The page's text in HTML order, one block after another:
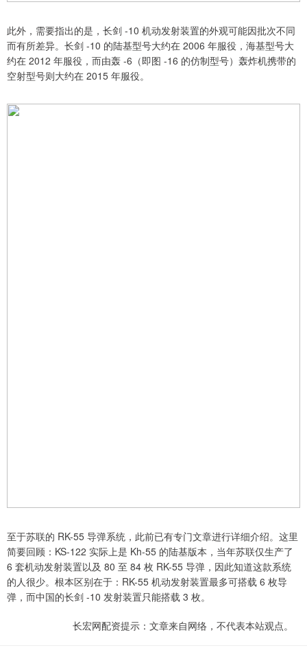
此外，需要指出的是，长剑 -10 机动发射装置的外观可能因批次不同
而有所差异。长剑 -10 的陆基型号大约在 2006 年服役，海基型号大
约在 2012 年服役，而由轰 -6（即图 -16 的仿制型号）轰炸机携带的
空射型号则大约在 2015 年服役。
至于苏联的 RK-55 导弹系统，此前已有专门文章进行详细介绍。这里
简要回顾：KS-122 实际上是 Kh-55 的陆基版本，当年苏联仅生产了
6 套机动发射装置以及 80 至 84 枚 RK-55 导弹，因此知道这款系统
的人很少。根本区别在于：RK-55 机动发射装置最多可搭载 6 枚导
弹，而中国的长剑 -10 发射装置只能搭载 3 枚。
长宏网配资提示：文章来自网络，不代表本站观点。